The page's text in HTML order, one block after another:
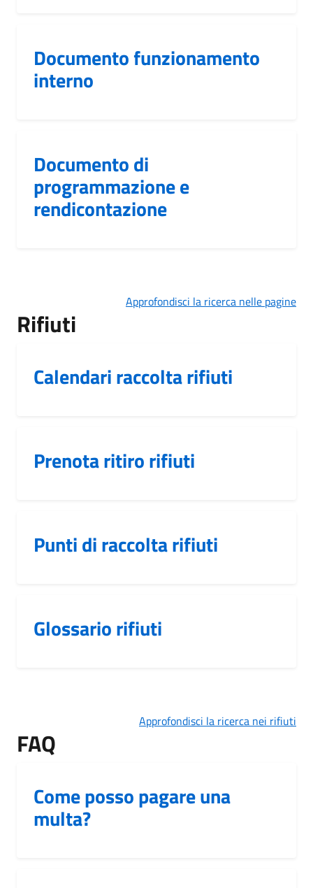
Documento funzionamento
interno
Documento di
programmazione e
rendicontazione
Approfondisci la ricerca nelle pagine
Rifiuti
Calendari raccolta rifiuti
Prenota ritiro rifiuti
Punti di raccolta rifiuti
Glossario rifiuti
Approfondisci la ricerca nei rifiuti
FAQ
Come posso pagare una
multa?